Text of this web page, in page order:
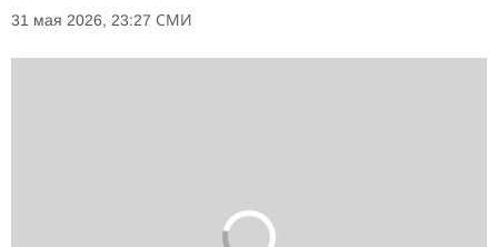
31 мая 2026, 23:27 СМИ